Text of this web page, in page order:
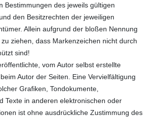
Bestimmungen des jeweils gültigen
den Besitzrechten der jeweiligen
Allein aufgrund der bloßen Nennung
ziehen, dass Markenzeichen nicht durch
sind!
vom Autor selbst erstellte
Autor der Seiten. Eine Vervielfältigung
Grafiken, Tondokumente,
Texte in anderen elektronischen oder
ist ohne ausdrückliche Zustimmung des